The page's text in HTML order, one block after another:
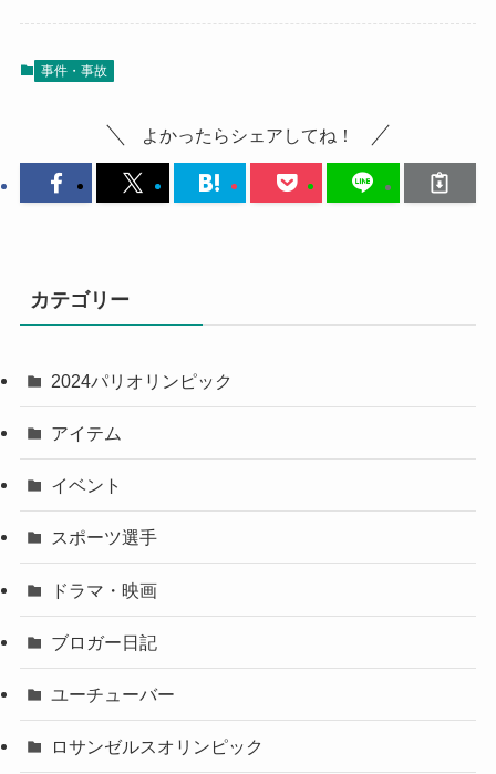
事件・事故
よかったらシェアしてね！
カテゴリー
2024パリオリンピック
アイテム
イベント
スポーツ選手
ドラマ・映画
ブロガー日記
ユーチューバー
ロサンゼルスオリンピック